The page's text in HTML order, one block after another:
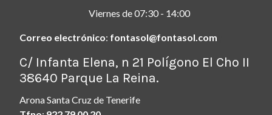
Viernes de 07:30 - 14:00
Correo electrónico: fontasol@fontasol.com
C/ Infanta Elena, n 21 Polígono El Cho II
38640 Parque La Reina.
Arona Santa Cruz de Tenerife